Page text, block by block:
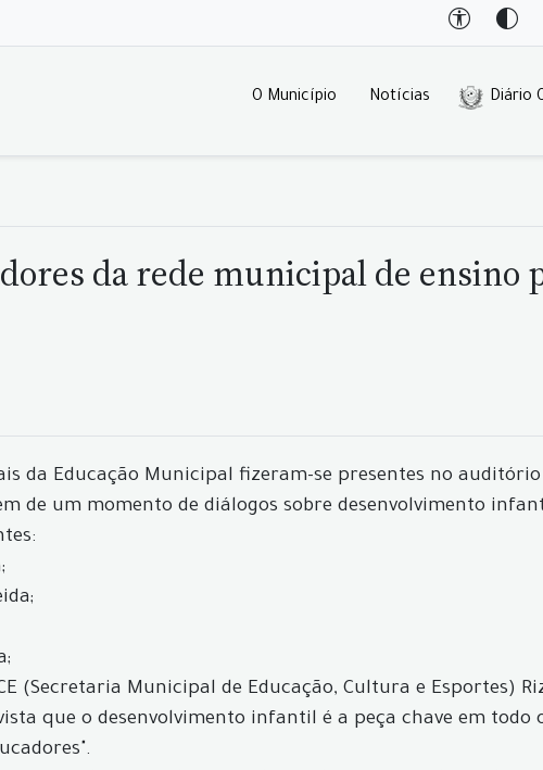
O Município Notícias Diário
da rede municipal de ensino
da Educação Municipal fizeram-se presentes no auditório
de um momento de diálogos sobre desenvolvimento
(Secretaria Municipal de Educação, Cultura e Esportes)
que o desenvolvimento infantil é a peça chave em todo